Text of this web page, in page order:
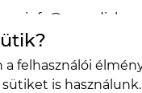
Budapest,
a felhasználói
is